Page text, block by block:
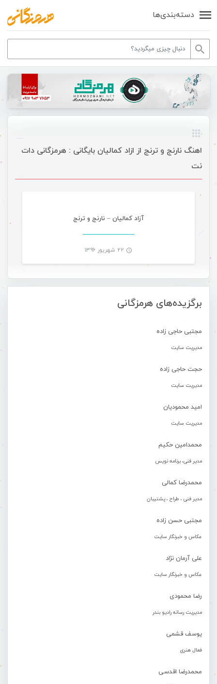
دسته‌بندی‌ها
برگزیده‌های هرمزگانی
مجتبی حاجی زاده
مدیریت سایت
حجت حاجی زاده
مدیریت سایت
امید محمودیان
مدیریت سایت
محمدامین حکیم
مدیر فنی، برنامه نویس
محمدرضا کمالی
مدیر فنی ، طراح ، پشتیبان
مجتبی حسن زاده
عکاس و خبرنگار سایت
علی آرمان نژاد
عکاس و خبرنگار سایت
رضا محمودی
مدیریت رسانه رادیو بندر
یوسف قشمی
فعال هنری
محمدرضا اقدسی
اهنگ نارنج و ترنج از ازاد کمالیان بایگانی : هرمزگانی دات
نت
آزاد کمالیان – نارنج و ترنج
۲۲ شهریور ۱۳۹۶